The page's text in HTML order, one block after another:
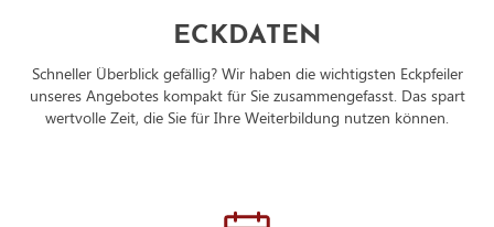
ECKDATEN
Schneller Überblick gefällig? Wir haben die wichtigsten Eckpfeiler
unseres Angebotes kompakt für Sie zusammengefasst. Das spart
wertvolle Zeit, die Sie für Ihre Weiterbildung nutzen können.